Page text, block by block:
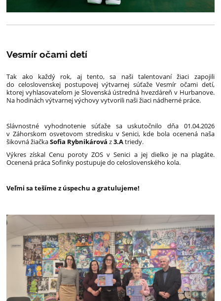
Vesmír očami detí
Tak ako každý rok, aj tento, sa naši talentovaní žiaci zapojili
do celoslovenskej postupovej výtvarnej súťaže Vesmír očami detí,
ktorej vyhlasovateľom je Slovenská ústredná hvezdáreň v Hurbanove.
Na hodinách výtvarnej výchovy vytvorili naši žiaci nádherné práce.
Slávnostné vyhodnotenie súťaže sa uskutočnilo dňa 01.04.2026
v Záhorskom osvetovom stredisku v Senici, kde bola ocenená naša
šikovná žiačkaSofia Rybnikárováz3.Atriedy.
Výkres získal Cenu poroty ZOS v Senici a jej dielko je na plagáte.
Ocenená práca Sofinky postupuje do celoslovenského kola.
Veľmi sa tešíme z úspechu a gratulujeme!